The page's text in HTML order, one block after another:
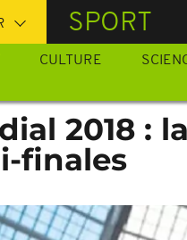
SPORT
CULTURE
2018 :
finales